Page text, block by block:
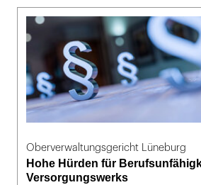
Oberverwaltungsgericht Lüneburg
Hohe Hürden für
Versorgungswerks